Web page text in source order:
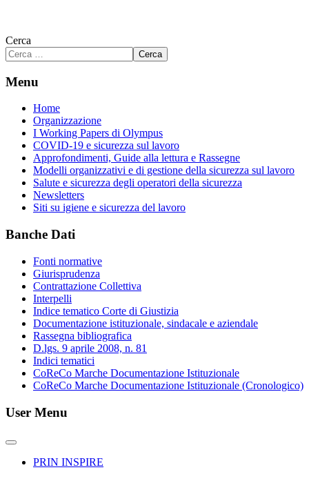
Cerca
Cerca
Menu
Home
Organizzazione
I Working Papers di Olympus
COVID-19 e sicurezza sul lavoro
Approfondimenti, Guide alla lettura e Rassegne
Modelli organizzativi e di gestione della sicurezza sul lavoro
Salute e sicurezza degli operatori della sicurezza
Newsletters
Siti su igiene e sicurezza del lavoro
Banche Dati
Fonti normative
Giurisprudenza
Contrattazione Collettiva
Interpelli
Indice tematico Corte di Giustizia
Documentazione istituzionale, sindacale e aziendale
Rassegna bibliografica
D.lgs. 9 aprile 2008, n. 81
Indici tematici
CoReCo Marche Documentazione Istituzionale
CoReCo Marche Documentazione Istituzionale (Cronologico)
User Menu
PRIN INSPIRE